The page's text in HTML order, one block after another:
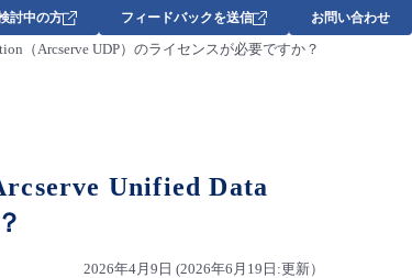
討中の方 フィードバックを送信 お問い合わせ
（Arcserve UDP）のライセンスが必要ですか？
Unified Data
2026年4月9日 (2026年6月19日:更新）